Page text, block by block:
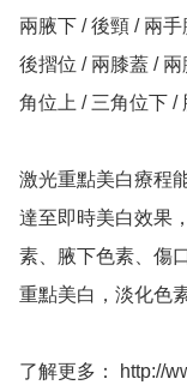
兩腋下 / 後頸 / 兩
後摺位 / 兩膝蓋 /
角位上 / 三角位下 /
激光重點美白療程
達至即時美白效果
素、腋下色素、傷
重點美白，淡化色素
了解更多： http://